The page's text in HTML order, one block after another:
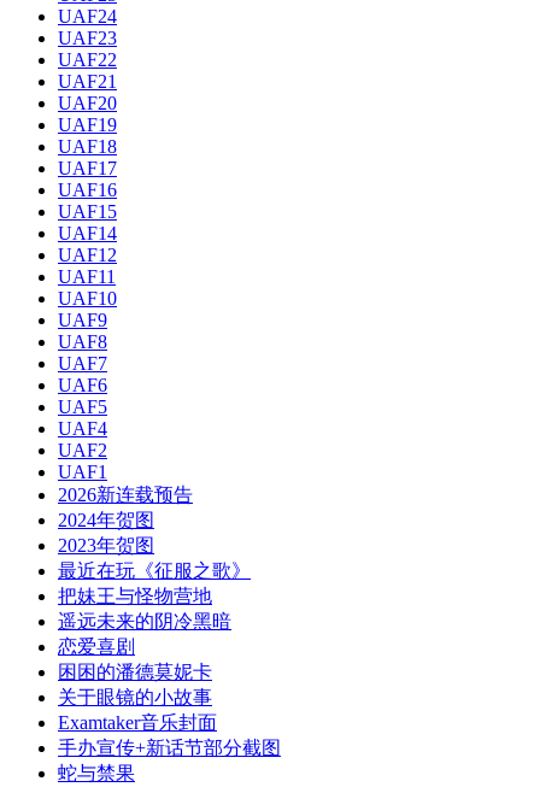
UAF24
UAF23
UAF22
UAF21
UAF20
UAF19
UAF18
UAF17
UAF16
UAF15
UAF14
UAF12
UAF11
UAF10
UAF9
UAF8
UAF7
UAF6
UAF5
UAF4
UAF2
UAF1
2026新连载预告
2024年贺图
2023年贺图
最近在玩《征服之歌》
把妹王与怪物营地
遥远未来的阴冷黑暗
恋爱喜剧
困困的潘德莫妮卡
关于眼镜的小故事
Examtaker音乐封面
手办宣传+新话节部分截图
蛇与禁果